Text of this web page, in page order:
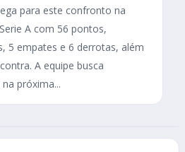
para este confronto na
A com 56 pontos,
5 empates e 6 derrotas, além
A equipe busca
próxima...